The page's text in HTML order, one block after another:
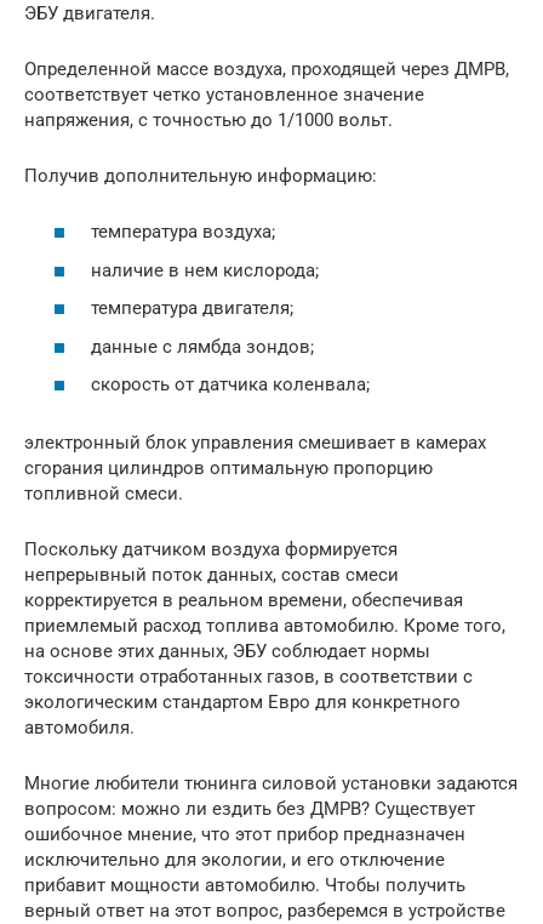
ЭБУ двигателя.
Определенной массе воздуха, проходящей через ДМРВ,
соответствует четко установленное значение
напряжения, с точностью до 1/1000 вольт.
Получив дополнительную информацию:
температура воздуха;
наличие в нем кислорода;
температура двигателя;
данные с лямбда зондов;
скорость от датчика коленвала;
электронный блок управления смешивает в камерах
сгорания цилиндров оптимальную пропорцию
топливной смеси.
Поскольку датчиком воздуха формируется
непрерывный поток данных, состав смеси
корректируется в реальном времени, обеспечивая
приемлемый расход топлива автомобилю. Кроме того,
на основе этих данных, ЭБУ соблюдает нормы
токсичности отработанных газов, в соответствии с
экологическим стандартом Евро для конкретного
автомобиля.
Многие любители тюнинга силовой установки задаются
вопросом: можно ли ездить без ДМРВ? Существует
ошибочное мнение, что этот прибор предназначен
исключительно для экологии, и его отключение
прибавит мощности автомобилю. Чтобы получить
верный ответ на этот вопрос, разберемся в устройстве